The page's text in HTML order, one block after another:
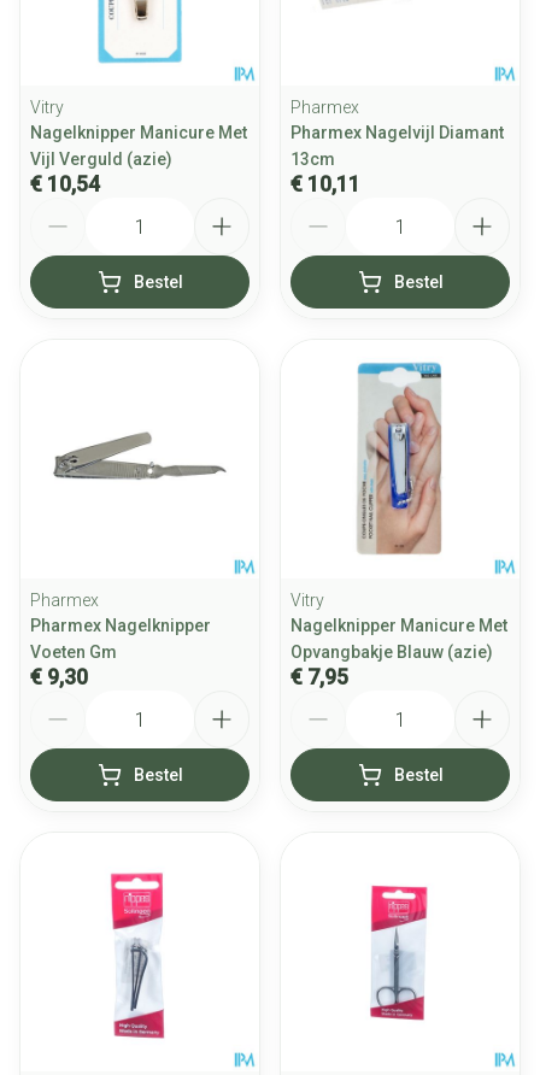
Vitry
Nagelknipper Manicure Met
Vijl Verguld (azie)
€ 10,54
Bestel
Pharmex
Pharmex Nagelvijl Diamant
13cm
€ 10,11
Bestel
Pharmex
Pharmex Nagelknipper
Voeten Gm
€ 9,30
Bestel
Vitry
Nagelknipper Manicure Met
Opvangbakje Blauw (azie)
€ 7,95
Bestel